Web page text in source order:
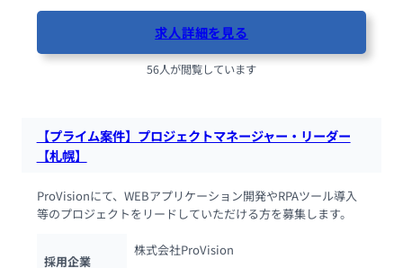
求人詳細を見る
56人が閲覧しています
【プライム案件】プロジェクトマネージャー・リーダー
【札幌】
ProVisionにて、WEBアプリケーション開発やRPAツール導入
等のプロジェクトをリードしていただける方を募集します。
採用企業
株式会社ProVision